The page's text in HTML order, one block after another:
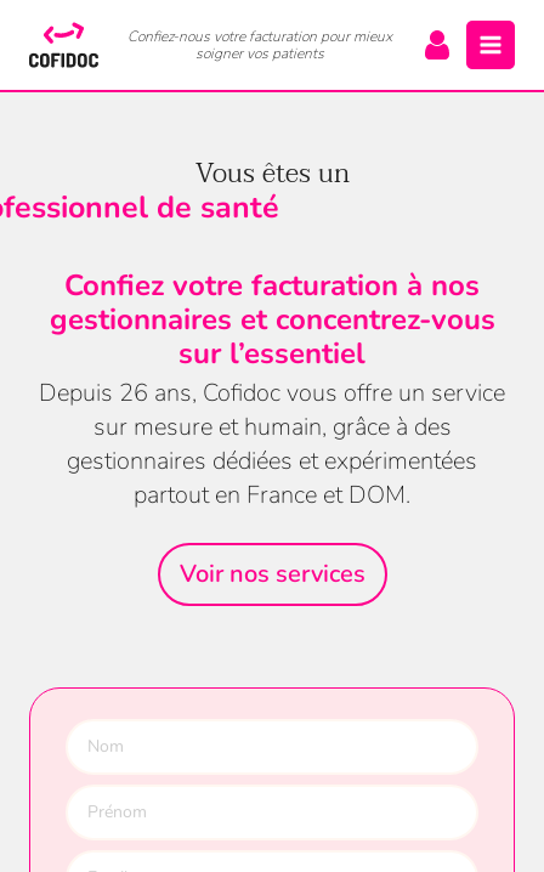
Confiez-nous votre facturation pour mieux
soigner vos patients
Vous êtes un
de santé
Confiez votre facturation à nos
gestionnaires et concentrez-vous
sur l’essentiel
Depuis 26 ans, Cofidoc vous offre un service
sur mesure et humain, grâce à des
gestionnaires dédiées et expérimentées
partout en France et DOM.
Voir nos services